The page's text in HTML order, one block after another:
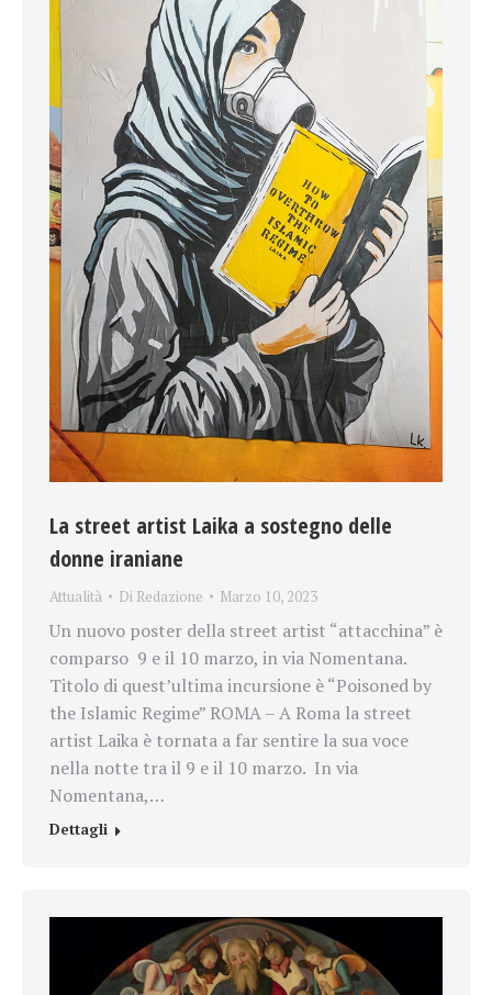
La street artist Laika a sostegno delle
donne iraniane
Attualità Di Redazione Marzo 10, 2023
Un nuovo poster della street artist “attacchina” è
comparso 9 e il 10 marzo, in via Nomentana.
Titolo di quest’ultima incursione è “Poisoned by
the Islamic Regime” ROMA – A Roma la street
artist Laika è tornata a far sentire la sua voce
nella notte tra il 9 e il 10 marzo. In via
Nomentana,…
Dettagli